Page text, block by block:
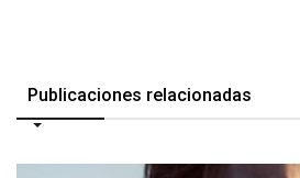
Publicaciones relacionadas